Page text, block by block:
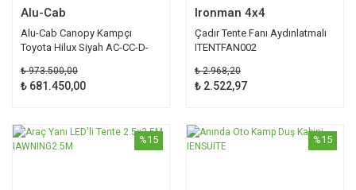
Alu-Cab
Alu-Cab Canopy Kampçı
Toyota Hilux Siyah AC-CC-D-
₺ 973.500,00
₺ 681.450,00
Ironman 4x4
Çadır Tente Fanı Aydınlatmalı
ITENTFAN002
₺ 2.968,20
₺ 2.522,97
%15 %15